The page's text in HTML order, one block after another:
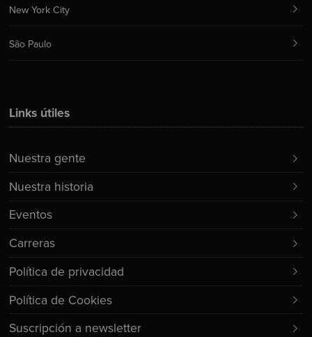
Links útiles
Nuestra gente
Nuestra historia
Eventos
Carreras
Política de privacidad
Política de Cookies
Suscripción a newsletter
New York City
São Paulo